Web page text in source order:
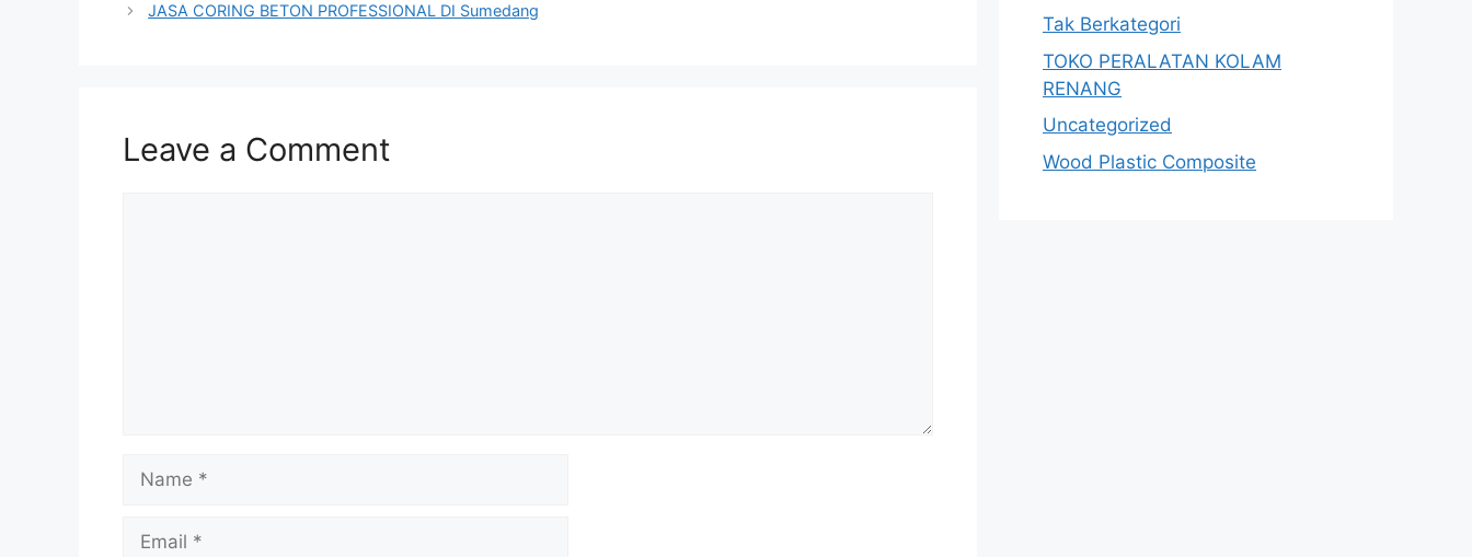
JASA CORING BETON PROFESSIONAL DI Sumedang
Leave a Comment
Name
Email
Tak Berkategori
TOKO PERALATAN KOLAM
RENANG
Uncategorized
Wood Plastic Composite